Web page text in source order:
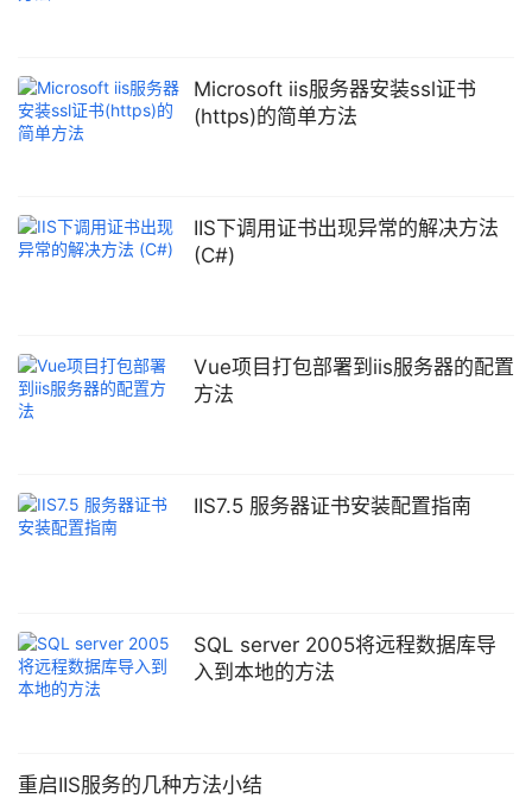
Microsoft iis服务器安装ssl证书
(https)的简单方法
IIS下调用证书出现异常的解决方法
(C#)
Vue项目打包部署到iis服务器的配置
方法
IIS7.5 服务器证书安装配置指南
SQL server 2005将远程数据库导
入到本地的方法
重启IIS服务的几种方法小结